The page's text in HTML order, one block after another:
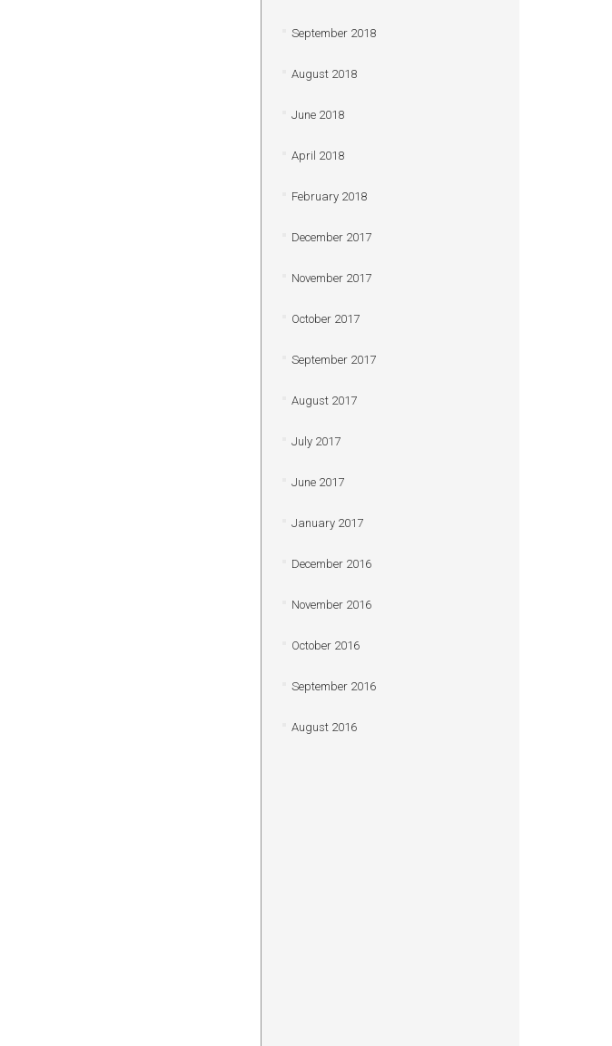
September 2018
August 2018
June 2018
April 2018
February 2018
December 2017
November 2017
October 2017
September 2017
August 2017
July 2017
June 2017
January 2017
December 2016
November 2016
October 2016
September 2016
August 2016